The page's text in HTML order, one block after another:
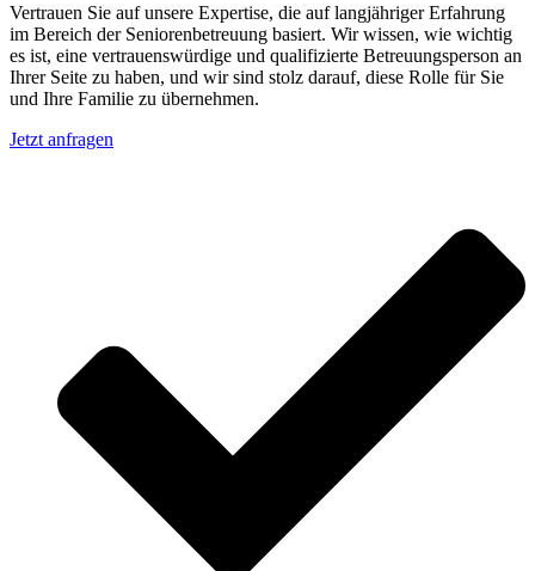
Vertrauen Sie auf unsere Expertise, die auf langjähriger Erfahrung
im Bereich der Seniorenbetreuung basiert. Wir wissen, wie wichtig
es ist, eine vertrauenswürdige und qualifizierte Betreuungsperson an
Ihrer Seite zu haben, und wir sind stolz darauf, diese Rolle für Sie
und Ihre Familie zu übernehmen.
Jetzt anfragen